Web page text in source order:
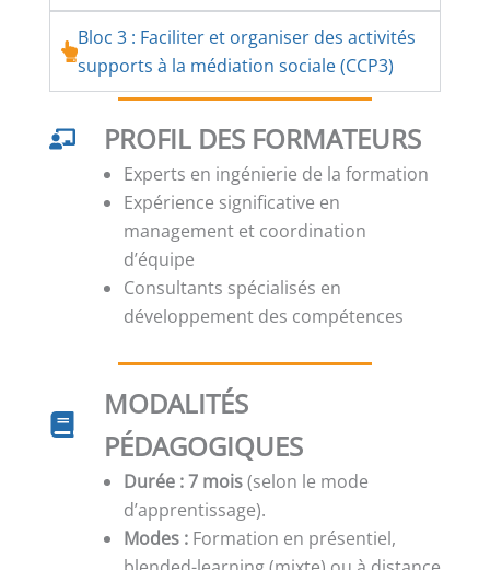
Bloc 3 : Faciliter et organiser des activités
supports à la médiation sociale (CCP3)
PROFIL DES FORMATEURS
Experts en ingénierie de la formation
Expérience significative en
management et coordination
d’équipe
Consultants spécialisés en
développement des compétences
MODALITÉS
PÉDAGOGIQUES
Durée :7 mois(selon le mode
d’apprentissage).
Modes : Formation en présentiel,